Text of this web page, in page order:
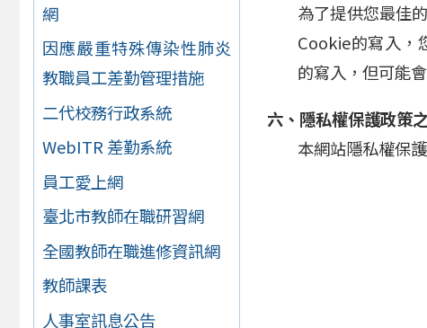
網
因應嚴重特殊傳染性肺炎
教職員工差勤管理措施
二代校務行政系統
WebITR 差勤系統
員工愛上網
臺北市教師在職研習網
全國教師在職進修資訊網
教師課表
人事室訊息公告
為了提供您最佳
Cookie的寫入，
的寫入，但可能
六、隱私權保護政策
本網站隱私權保